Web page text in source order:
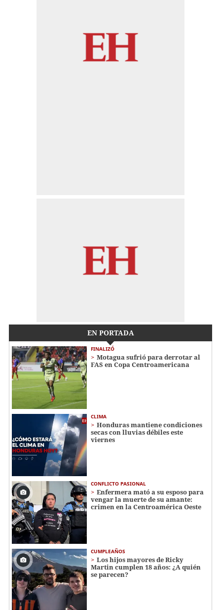
EN PORTADA
FINALIZÓ
Motagua sufrió para derrotar al
FAS en Copa Centroamericana
CLIMA
Honduras mantiene condiciones
secas con lluvias débiles este
viernes
CONFLICTO PASIONAL
Enfermera mató a su esposo para
vengar la muerte de su amante:
crimen en la Centroamérica Oeste
CUMPLEAÑOS
Los hijos mayores de Ricky
Martin cumplen 18 años: ¿A quién
se parecen?